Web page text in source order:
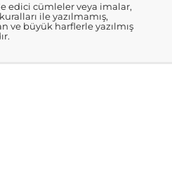
edici cümleler veya imalar,
ile yazılmamış,
ve büyük harflerle yazılmış